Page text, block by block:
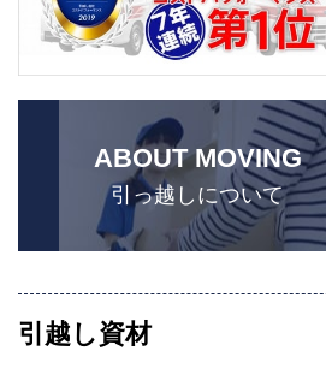
ABOUT MOVING
引っ越しについて
引越し資材